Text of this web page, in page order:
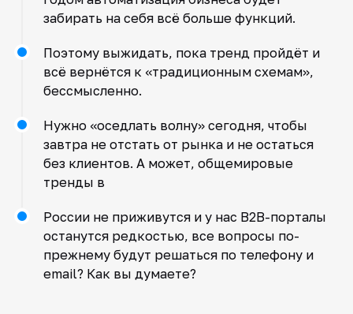
забирать на себя всё больше функций.
Поэтому выжидать, пока тренд пройдёт и
всё вернётся к «традиционным схемам»,
бессмысленно.
Нужно «оседлать волну» сегодня, чтобы
завтра не отстать от рынка и не остаться
без клиентов. А может, общемировые
тренды в
России не приживутся и у нас B2B-порталы
останутся редкостью, все вопросы по-
прежнему будут решаться по телефону и
email? Как вы думаете?